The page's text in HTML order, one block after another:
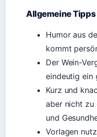
Allgemeine
Humor aus
kommt
Der Wein-
eindeutig ein
Kurz und
aber nicht zu
und
Vorlagen